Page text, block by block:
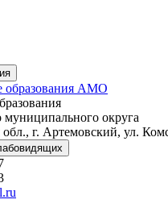
муниципального округа
обл., г. Артемовский, ул.